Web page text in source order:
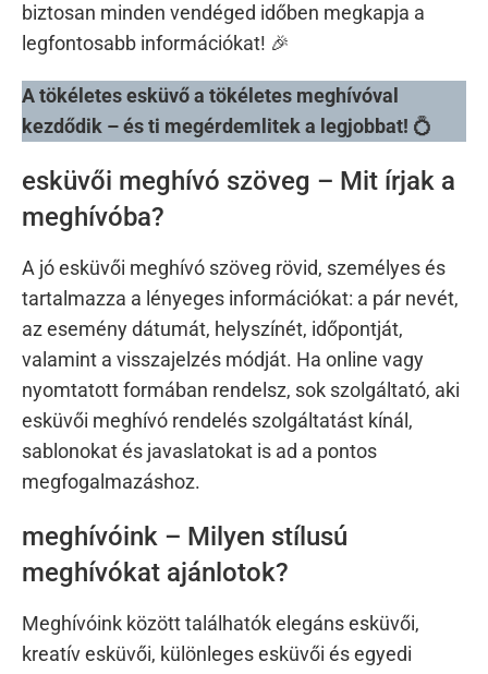
biztosan minden vendéged időben megkapja a
legfontosabb információkat! 🎉
A tökéletes esküvő a tökéletes meghívóval
kezdődik – és ti megérdemlitek a legjobbat! 💍
esküvői meghívó szöveg – Mit írjak a
meghívóba?
A jó esküvői meghívó szöveg rövid, személyes és
tartalmazza a lényeges információkat: a pár nevét,
az esemény dátumát, helyszínét, időpontját,
valamint a visszajelzés módját. Ha online vagy
nyomtatott formában rendelsz, sok szolgáltató, aki
esküvői meghívó rendelés szolgáltatást kínál,
sablonokat és javaslatokat is ad a pontos
megfogalmazáshoz.
meghívóink – Milyen stílusú
meghívókat ajánlotok?
Meghívóink között találhatók elegáns esküvői,
kreatív esküvői, különleges esküvői és egyedi